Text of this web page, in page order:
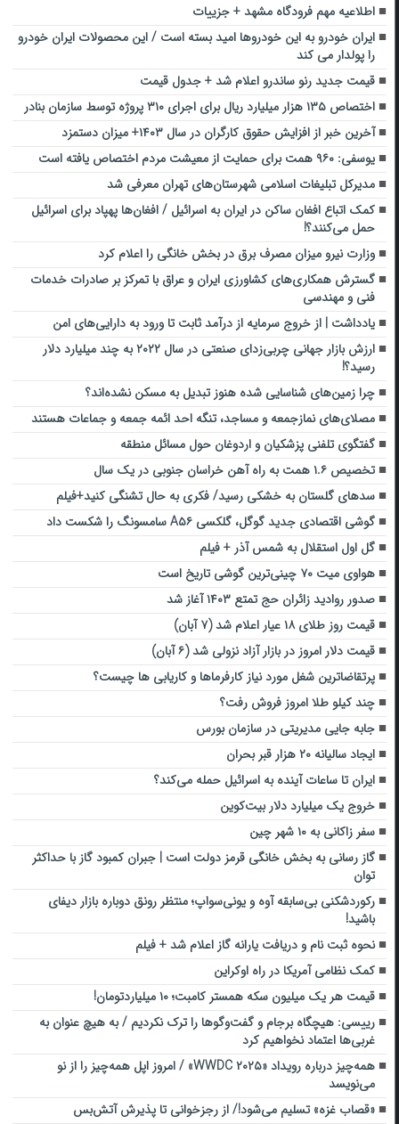
اطلاعیه مهم فرودگاه‌ مشهد + جزییات
ایران خودرو به این خودروها امید بسته است / این محصولات ایران خودرو
را پولدار می کند
قیمت جدید رنو ساندرو اعلام شد + جدول قیمت
اختصاص ۱۳۵ هزار میلیارد ریال برای اجرای ۳۱۰ پروژه توسط سازمان بنادر
آخرین خبر از افزایش حقوق کارگران در سال ۱۴۰۳+ میزان دستمزد
یوسفی: ۹۶۰ همت برای حمایت از معیشت مردم اختصاص یافته است
مدیرکل تبلیغات اسلامی شهرستان‌های تهران معرفی شد
کمک اتباع افغان ساکن در ایران به اسرائیل / افغان‌ها پهپاد برای اسرائیل
حمل می‌کنند؟!
وزارت نیرو میزان مصرف برق در بخش خانگی را اعلام کرد
گسترش همکاری‌های کشاورزی ایران و عراق با تمرکز بر صادرات خدمات
فنی و مهندسی
یادداشت | از خروج سرمایه از درآمد ثابت تا ورود به دارایی‌های امن
ارزش بازار جهانی چربی‌زدای صنعتی در سال ۲۰۲۲ به چند میلیارد دلار
رسید؟!
چرا زمین‌های شناسایی شده هنوز تبدیل به مسکن نشده‌اند؟
مصلای‌های نمازجمعه و مساجد، تنگه احد ائمه جمعه و جماعات هستند
گفتگوی تلفنی پزشکیان و اردوغان حول مسائل منطقه
تخصیص ۱.۶ همت به راه آهن خراسان جنوبی در یک سال
سدهای گلستان به خشکی رسید/ فکری به حال تشنگی کنید+فیلم
گوشی اقتصادی جدید گوگل، گلکسی A۵۶ سامسونگ را شکست داد
گل اول استقلال به شمس آذر + فیلم
هواوی میت ۷۰ چینی‌ترین گوشی تاریخ است
صدور روادید زائران حج تمتع ۱۴۰۳ آغاز شد
قیمت روز طلای ۱۸ عیار اعلام شد (۷ آبان)
قیمت دلار امروز در بازار آزاد نزولی شد (۶ آبان)
پرتقاضاترین شغل مورد نیاز کارفرماها و کاریابی ها چیست؟
چند کیلو طلا امروز فروش رفت؟
جابه جایی مدیریتی در سازمان بورس
ایجاد سالیانه ۲۰ هزار قبر بحران
ایران تا ساعات آینده به اسرائیل حمله می‌کند؟
خروج یک میلیارد دلار بیت‌کوین
سفر زاکانی به ۱۰ شهر چین
گاز رسانی به بخش خانگی قرمز دولت است | جبران کمبود گاز با حداکثر
توان
رکوردشکنی بی‌سابقه آوه و یونی‌سواپ؛ منتظر رونق دوباره بازار دیفای
باشید!
نحوه ثبت نام و دریافت یارانه گاز اعلام شد + فیلم
کمک نظامی آمریکا در راه اوکراین
قیمت هر یک میلیون سکه همستر کامبت؛ ۱۰ میلیاردتومان!
رییسی: هیچگاه برجام و گفت‌وگوها را ترک نکردیم / به هیچ عنوان به
غربی‌ها اعتماد نخواهیم کرد
همه‌چیز درباره رویداد «WWDC ۲۰۲۵» / امروز اپل همه‌چیز را از نو
می‌نویسد
«قصاب غزه» تسلیم می‌شود!/ از رجزخوانی تا پذیرش آتش‌بس